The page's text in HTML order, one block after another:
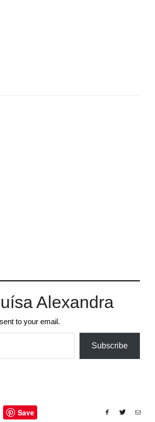
Alexandra
to your email.
Subscribe
Save